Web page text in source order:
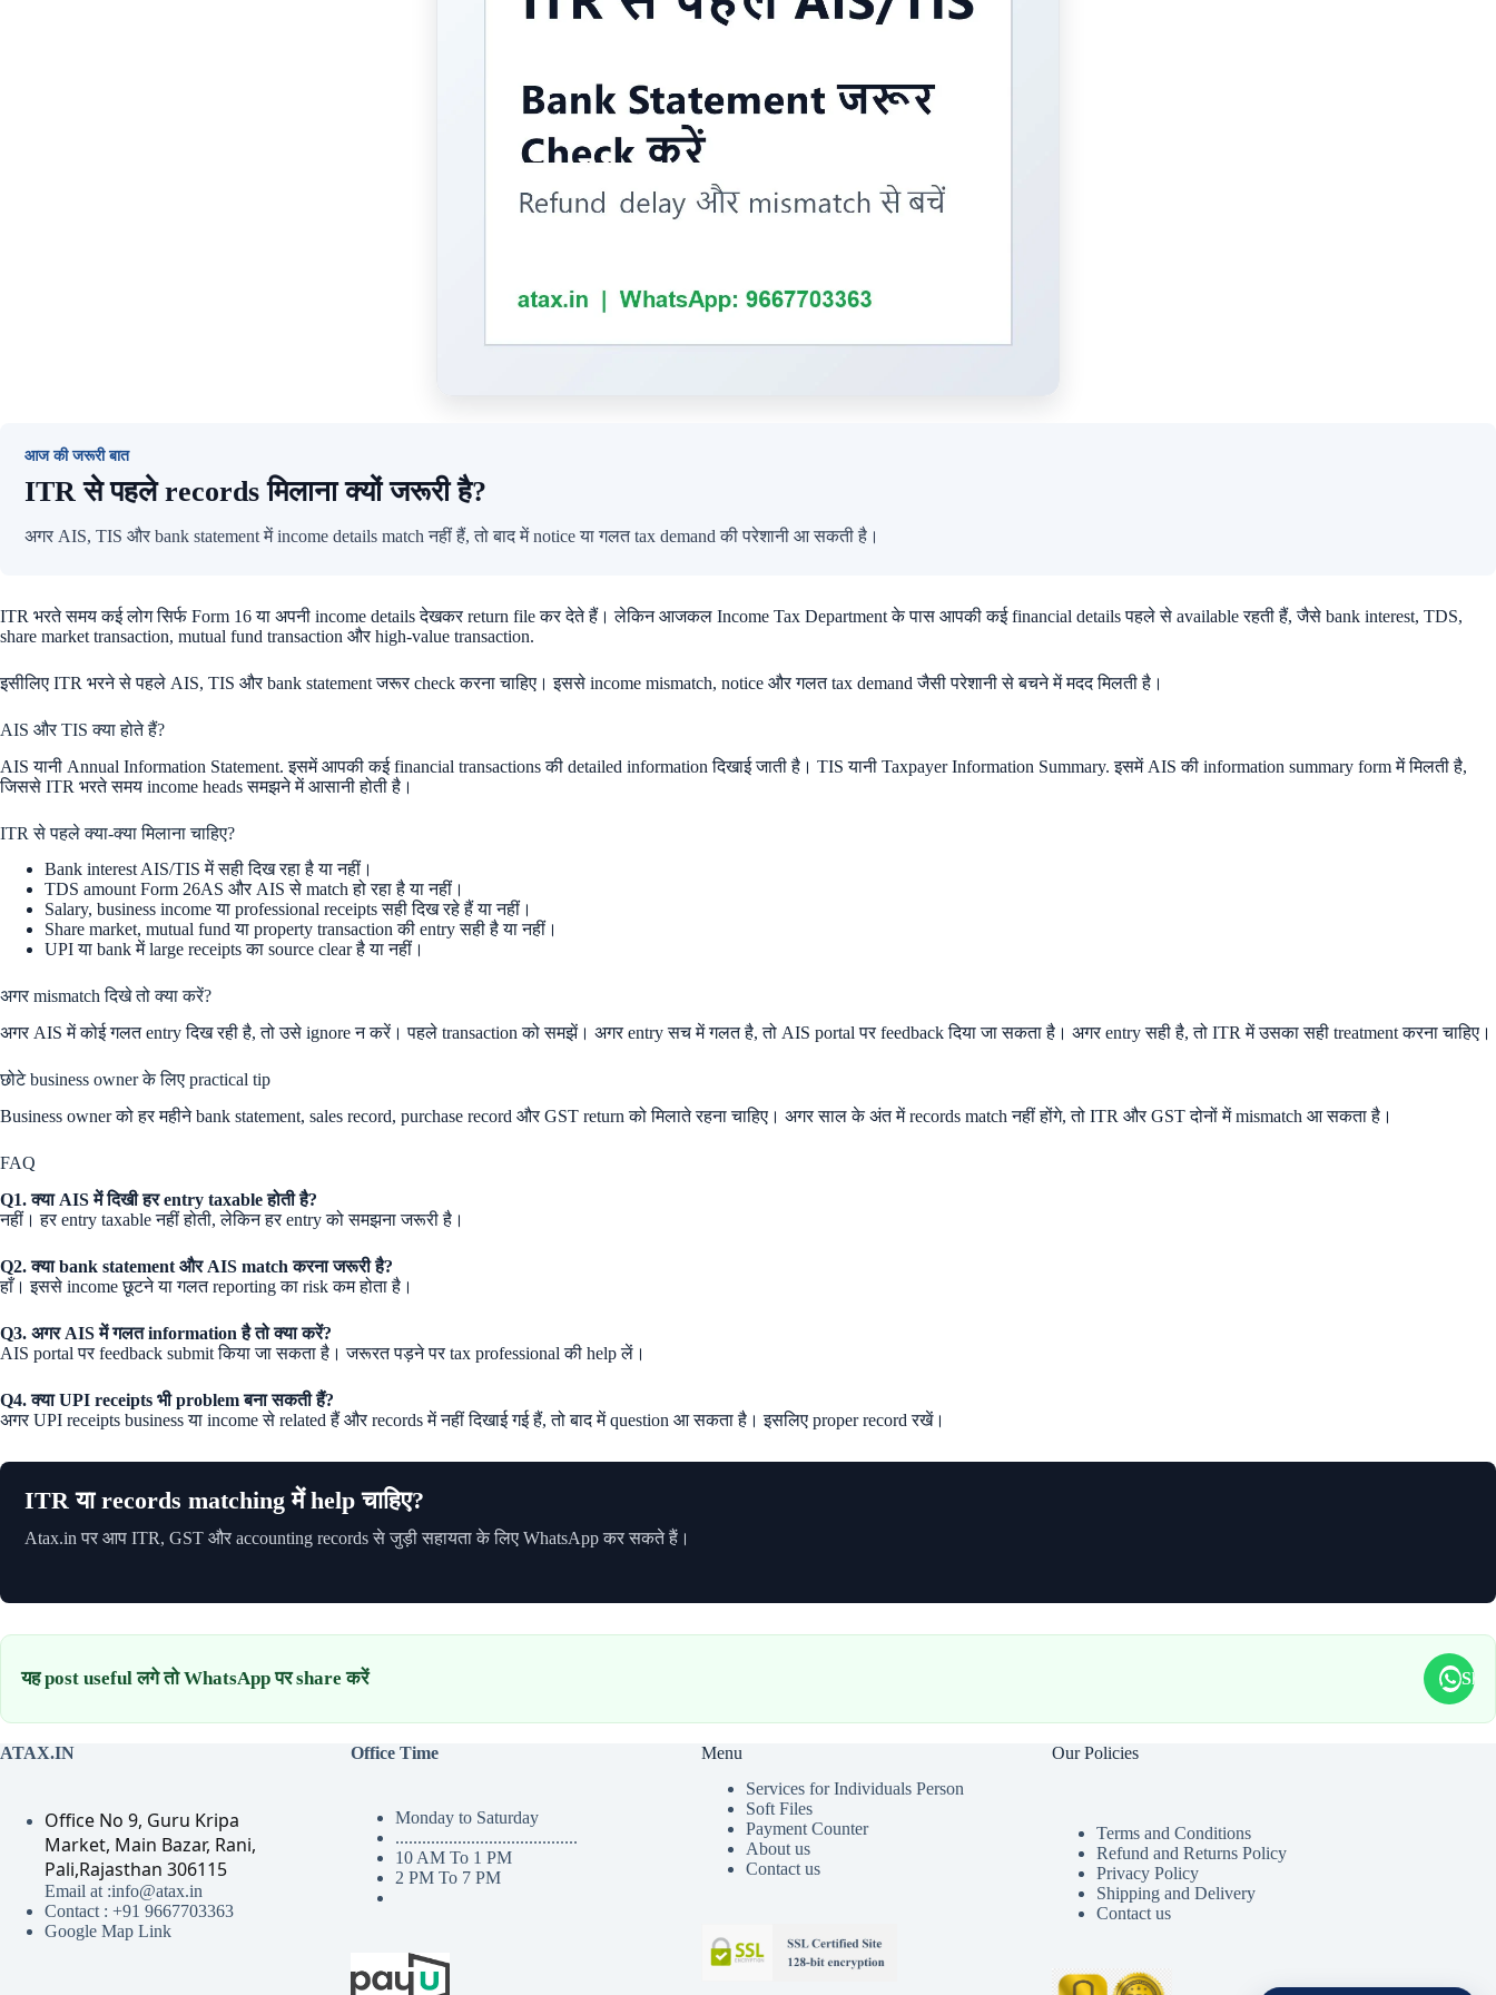
आज की जरूरी बात
ITR से पहले records मिलाना क्यों जरूरी है?
अगर AIS, TIS और bank statement में income details match नहीं हैं, तो बाद में notice या गलत tax demand की परेशानी आ सकती है।
ITR भरते समय कई लोग सिर्फ Form 16 या अपनी income details देखकर return file कर देते हैं। लेकिन आजकल Income Tax Department के पास आपकी कई financial details पहले से available रहती हैं, जैसे bank interest, TDS,
share market transaction, mutual fund transaction और high-value transaction.
इसीलिए ITR भरने से पहले AIS, TIS और bank statement जरूर check करना चाहिए। इससे income mismatch, notice और गलत tax demand जैसी परेशानी से बचने में मदद मिलती है।
AIS और TIS क्या होते हैं?
AIS यानी Annual Information Statement. इसमें आपकी कई financial transactions की detailed information दिखाई जाती है। TIS यानी Taxpayer Information Summary. इसमें AIS की information summary form में मिलती है,
जिससे ITR भरते समय income heads समझने में आसानी होती है।
ITR से पहले क्या-क्या मिलाना चाहिए?
Bank interest AIS/TIS में सही दिख रहा है या नहीं।
TDS amount Form 26AS और AIS से match हो रहा है या नहीं।
Salary, business income या professional receipts सही दिख रहे हैं या नहीं।
Share market, mutual fund या property transaction की entry सही है या नहीं।
UPI या bank में large receipts का source clear है या नहीं।
अगर mismatch दिखे तो क्या करें?
अगर AIS में कोई गलत entry दिख रही है, तो उसे ignore न करें। पहले transaction को समझें। अगर entry सच में गलत है, तो AIS portal पर feedback दिया जा सकता है। अगर entry सही है, तो ITR में उसका सही treatment करना चाहिए।
छोटे business owner के लिए practical tip
Business owner को हर महीने bank statement, sales record, purchase record और GST return को मिलाते रहना चाहिए। अगर साल के अंत में records match नहीं होंगे, तो ITR और GST दोनों में mismatch आ सकता है।
FAQ
Q1. क्या AIS में दिखी हर entry taxable होती है?
नहीं। हर entry taxable नहीं होती, लेकिन हर entry को समझना जरूरी है।
Q2. क्या bank statement और AIS match करना जरूरी है?
हाँ। इससे income छूटने या गलत reporting का risk कम होता है।
Q3. अगर AIS में गलत information है तो क्या करें?
AIS portal पर feedback submit किया जा सकता है। जरूरत पड़ने पर tax professional की help लें।
Q4. क्या UPI receipts भी problem बना सकती हैं?
अगर UPI receipts business या income से related हैं और records में नहीं दिखाई गई हैं, तो बाद में question आ सकता है। इसलिए proper record रखें।
ITR या records matching में help चाहिए?
Atax.in पर आप ITR, GST और accounting records से जुड़ी सहायता के लिए WhatsApp कर सकते हैं।
यह post useful लगे तो WhatsApp पर share करें
ATAX.IN
Office No 9, Guru Kripa
Market, Main Bazar, Rani,
Pali,Rajasthan 306115
Email at :info@atax.in
Contact : +91 9667703363
Google Map Link
Office Time
Monday to Saturday
.........................................
10 AM To 1 PM
2 PM To 7 PM
Menu
Services for Individuals Person
Soft Files
Payment Counter
About us
Contact us
Our Policies
Terms and Conditions
Refund and Returns Policy
Privacy Policy
Shipping and Delivery
Contact us